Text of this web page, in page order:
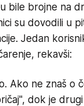
bile brojne na
su dovodili u
Jedan
rekavši:
Ako ne znaš o
dok je